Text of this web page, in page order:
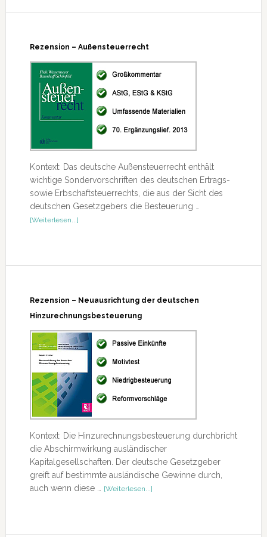
Rezension – Außensteuerrecht
Kontext: Das deutsche Außensteuerrecht enthält
wichtige Sondervorschriften des deutschen Ertrags-
sowie Erbschaftsteuerrechts, die aus der Sicht des
deutschen Gesetzgebers die Besteuerung …
[Weiterlesen...]ÜberRezension
Rezension – Neuausrichtung der deutschen
Hinzurechnungsbesteuerung
Kontext: Die Hinzurechnungsbesteuerung durchbricht
die Abschirmwirkung ausländischer
Kapitalgesellschaften. Der deutsche Gesetzgeber
greift auf bestimmte ausländische Gewinne durch,
auch wenn diese …
[Weiterlesen...]ÜberRezension